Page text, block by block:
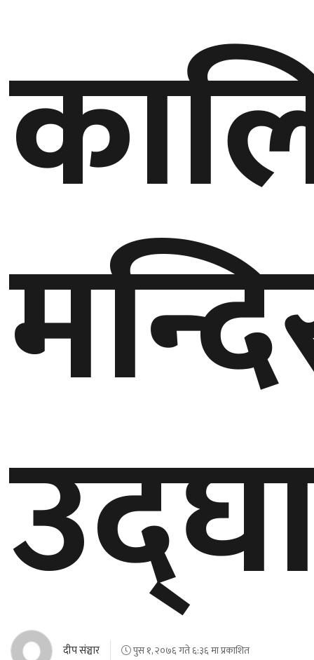
गल्फ
अमेरिका
क्यानाडा
दीप संञ्चार पुस १, २०७६ गते ६:३६ मा प्रकाशित